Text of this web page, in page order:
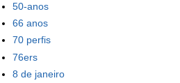
50-anos
66 anos
70 perfis
76ers
8 de janeiro